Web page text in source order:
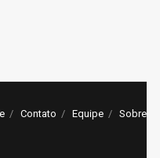
Contato Equipe Sobre